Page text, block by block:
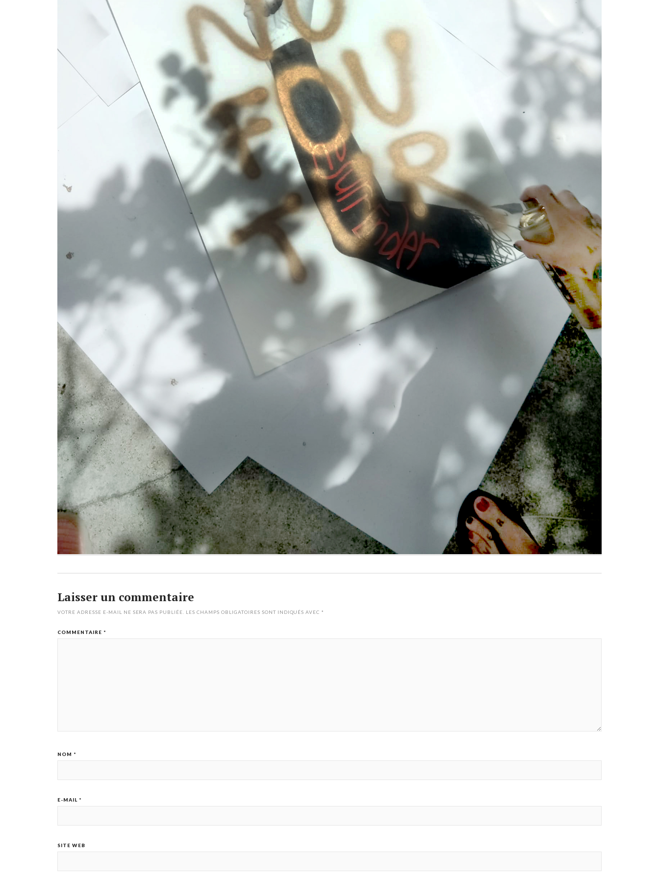
Laisser un commentaire
VOTRE ADRESSE E-MAIL NE SERA PAS PUBLIÉE. LES CHAMPS OBLIGATOIRES SONT INDIQUÉS AVEC *
COMMENTAIRE *
NOM *
E-MAIL *
SITE WEB